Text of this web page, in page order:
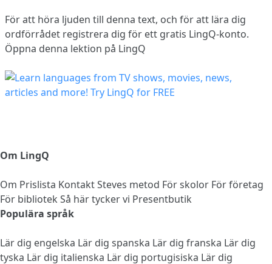
För att höra ljuden till denna text, och för att lära dig
ordförrådet registrera dig för ett gratis LingQ-konto.
Öppna denna lektion på LingQ
Om LingQ
Om Prislista KontaktSteves metod För skolor För företag
För bibliotek Så här tycker vi Presentbutik
Populära språk
Lär dig engelska Lär dig spanska Lär dig franska Lär dig
tyska Lär dig italienska Lär dig portugisiska Lär dig